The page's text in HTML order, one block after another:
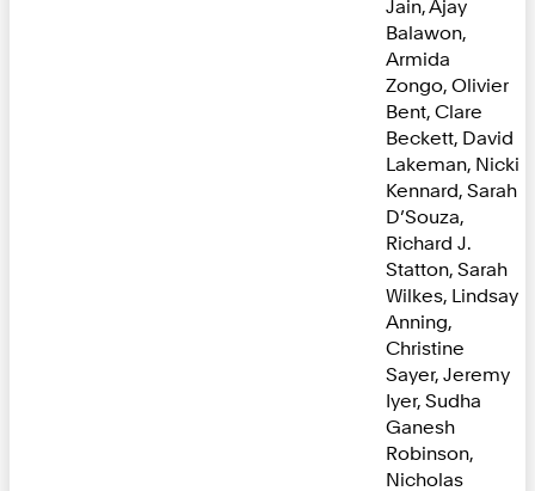
Jain, Ajay
Balawon,
Armida
Zongo, Olivier
Bent, Clare
Beckett, David
Lakeman, Nicki
Kennard, Sarah
D’Souza,
Richard J.
Statton, Sarah
Wilkes, Lindsay
Anning,
Christine
Sayer, Jeremy
Iyer, Sudha
Ganesh
Robinson,
Nicholas